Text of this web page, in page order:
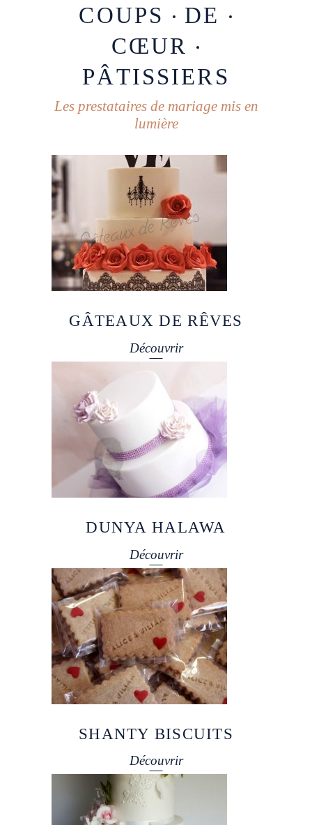
COUPS
DE
CŒUR
PÂTISSIERS
Les prestataires de mariage mis en
lumière
GÂTEAUX DE RÊVES
Découvrir
DUNYA HALAWA
Découvrir
SHANTY BISCUITS
Découvrir